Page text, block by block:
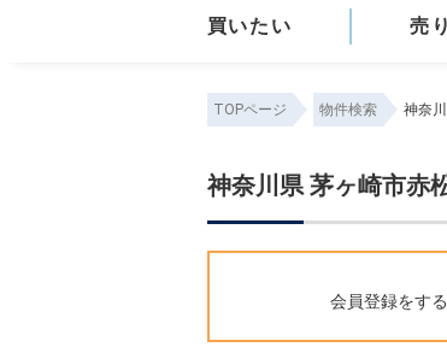
買いたい 売
TOPページ 物件検索 神奈
神奈川県 茅ヶ崎市赤
会員登録をす